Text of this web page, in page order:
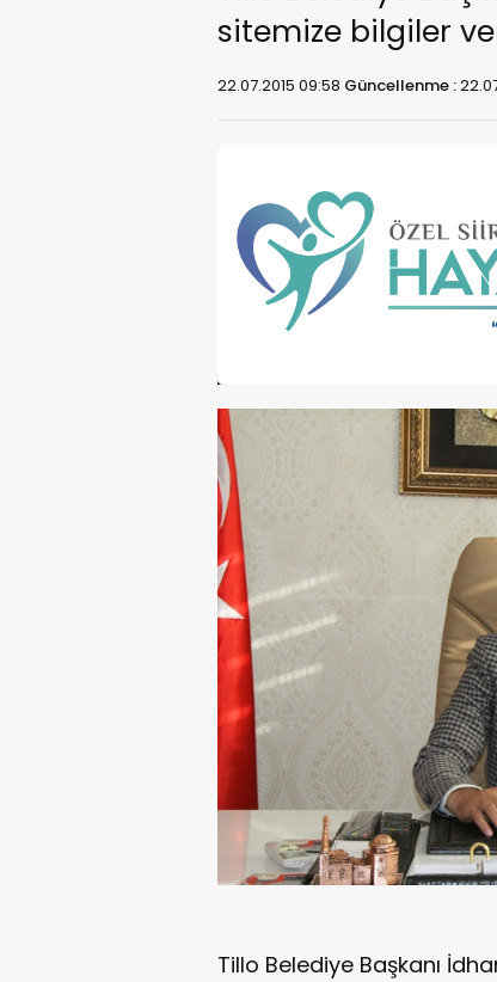
sitemize bilgiler
22.07.2015 09:58 Güncellenme :
Tillo Belediye Başkanı